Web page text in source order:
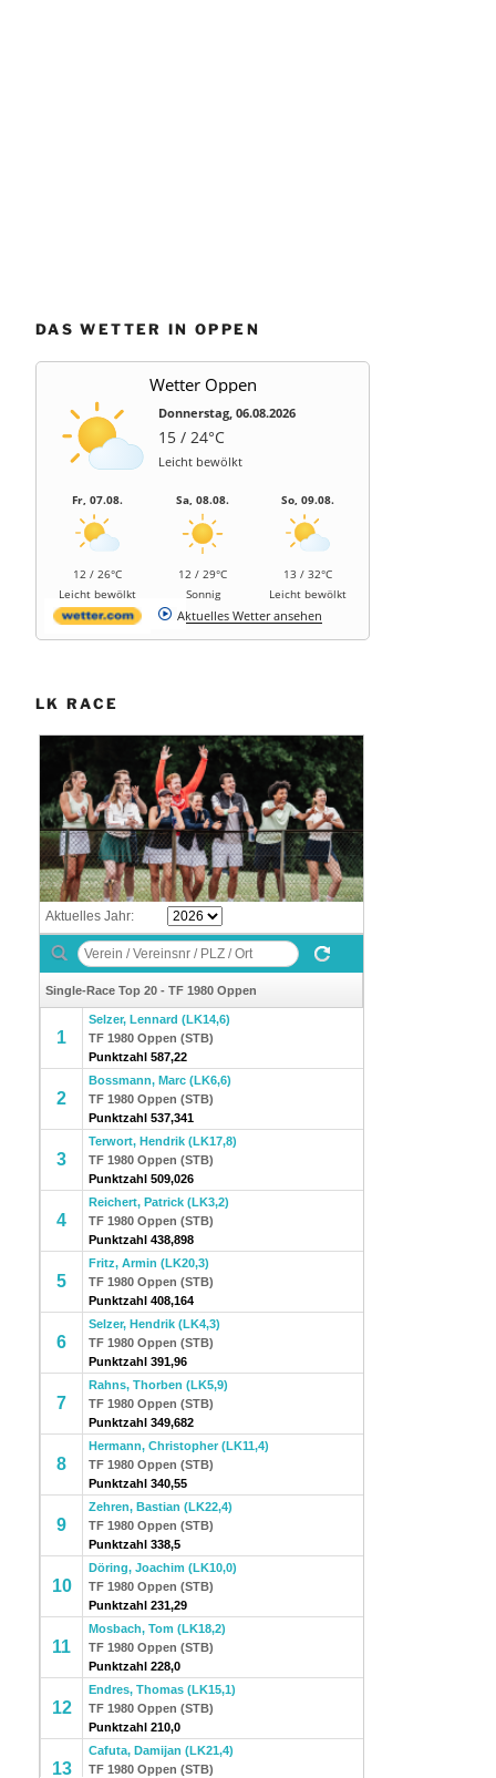
DAS WETTER IN OPPEN
Wetter Oppen
Donnerstag, 06.08.2026
15 / 24°C
Leicht bewölkt
Fr, 07.08.
12 / 26°C
Leicht bewölkt
Sa, 08.08.
12 / 29°C
Sonnig
So, 09.08.
13 / 32°C
Leicht bewölkt
Aktuelles Wetter ansehen
LK RACE